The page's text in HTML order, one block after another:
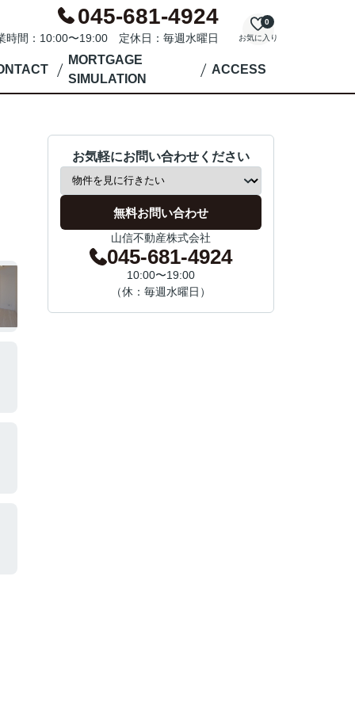
045-681-4924
時間：10:00〜19:00 定休日：毎週水曜日 お気に入り
0
MORTGAGE
SIMULATION
ACCESS
お気軽にお問い合わせください
無料お問い合わせ
山信不動産株式会社
045-681-4924
10:00〜19:00
（休：毎週水曜日）